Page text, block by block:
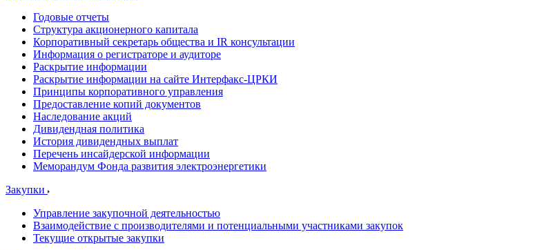
Годовые отчеты
Структура акционерного капитала
Корпоративный секретарь общества и IR консультации
Информация о регистраторе и аудиторе
Раскрытие информации
Раскрытие информации на сайте Интерфакс-ЦРКИ
Принципы корпоративного управления
Предоставление копий документов
Наследование акций
Дивидендная политика
История дивидендных выплат
Перечень инсайдерской информации
Меморандум Фонда развития электроэнергетики
Закупки
Управление закупочной деятельностью
Взаимодействие с производителями и потенциальными участниками закупок
Текущие открытые закупки